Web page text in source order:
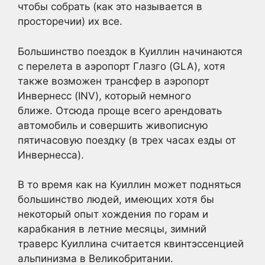
чтобы собрать (как это называется в
просторечии) их все.
Большинство поездок в Куиллин начинаются
с перелета в аэропорт Глазго (GLA), хотя
также возможен трансфер в аэропорт
Инвернесс (INV), который немного
ближе. Отсюда проще всего арендовать
автомобиль и совершить живописную
пятичасовую поездку (в трех часах езды от
Инвернесса).
В то время как на Куиллин может подняться
большинство людей, имеющих хотя бы
некоторый опыт хождения по горам и
карабкания в летние месяцы, зимний
траверс Куиллина считается квинтэссенцией
альпинизма в Великобритании.